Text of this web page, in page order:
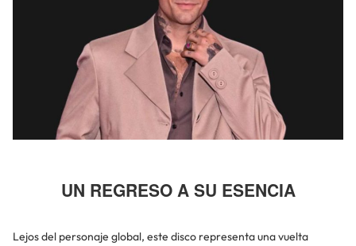
UN REGRESO A SU ESENCIA
Lejos del personaje global, este disco representa una vuelta